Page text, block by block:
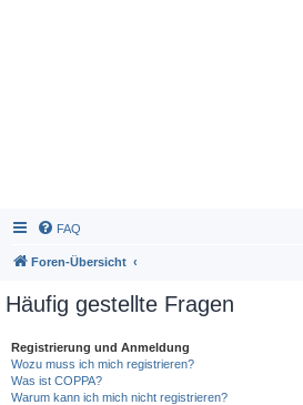
FAQ
Foren-Übersicht
Häufig gestellte Fragen
Registrierung und Anmeldung
Wozu muss ich mich registrieren?
Was ist COPPA?
Warum kann ich mich nicht registrieren?